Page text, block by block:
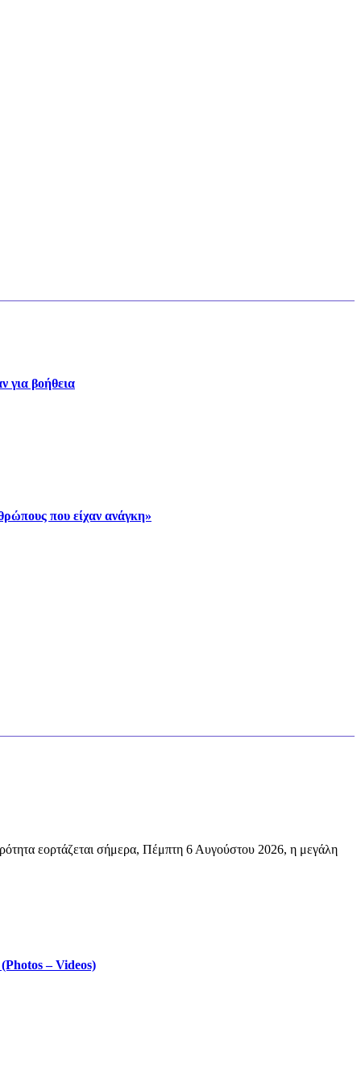
για βοήθεια
που είχαν ανάγκη»
εορτάζεται σήμερα, Πέμπτη 6 Αυγούστου 2026, η μεγάλη
– Videos)